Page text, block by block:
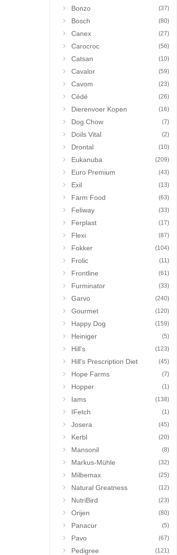
Bonzo (37)
Bosch (80)
Canex (27)
Carocroc (56)
Catsan (10)
Cavalor (59)
Cavom (23)
Cédé (26)
Dierenvoer Kopen (16)
Dog Chow (7)
Doils Vital (2)
Drontal (10)
Eukanuba (209)
Euro Premium (43)
Exil (13)
Farm Food (63)
Feliway (33)
Ferplast (17)
Flexi (87)
Fokker (104)
Frolic (11)
Frontline (61)
Furminator (33)
Garvo (240)
Gourmet (120)
Happy Dog (159)
Heiniger (5)
Hill's (123)
Hill's Prescription Diet (45)
Hope Farms (7)
Hopper (1)
Iams (138)
IFetch (1)
Josera (45)
Kerbl (20)
Mansonil (8)
Markus-Mühle (32)
Milbemax (25)
Natural Greatness (12)
NutriBird (23)
Orijen (80)
Panacur (5)
Pavo (67)
Pedigree (121)